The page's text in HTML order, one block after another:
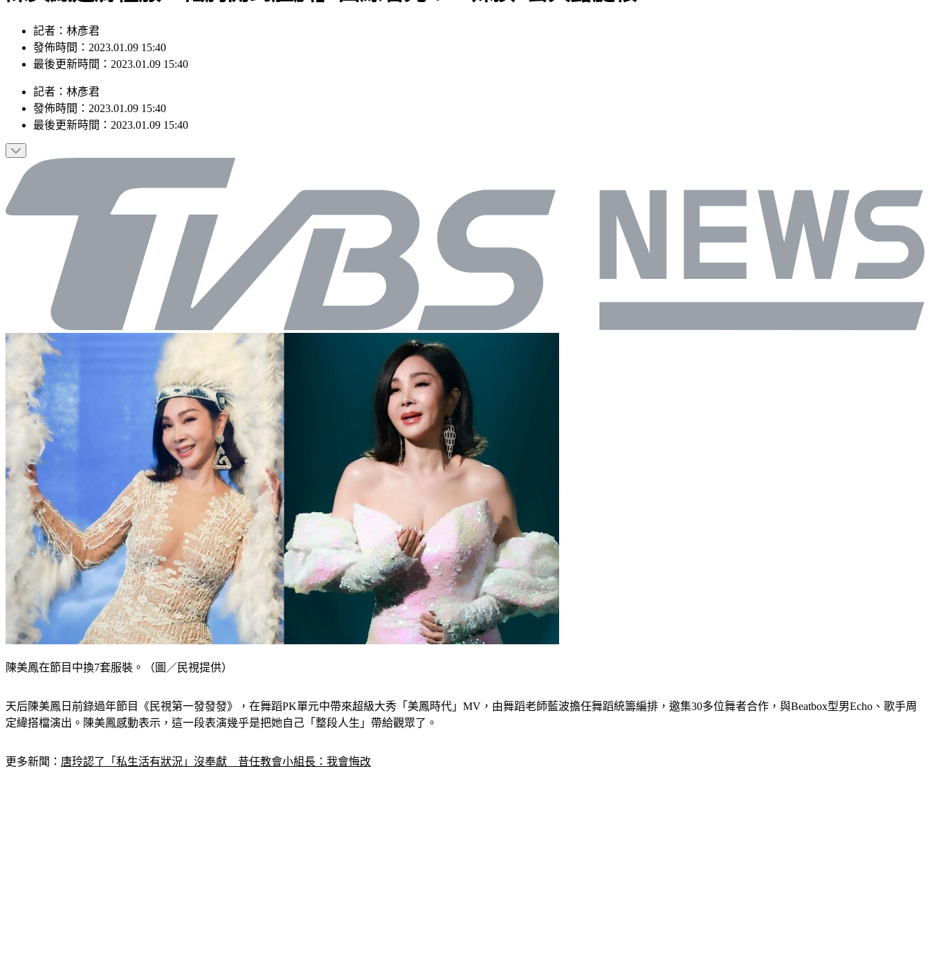
記者：林彥君
發佈時間：2023.01.09 15:40
最後更新時間：2023.01.09 15:40
記者 ： 林彥君
發佈時間： 2023.01.09 15:40
最後更新時間： 2023.01.09 15:40
陳美鳳在節目中換7套服裝。（圖／民視提供）
天后陳美鳳日前錄過年節目《民視第一發發發》，在舞蹈PK單元中帶來超級大秀「美鳳時代」MV，由舞蹈老師藍波擔任舞蹈統籌編排，邀集30多位舞者合作，與Beatbox型男Echo、歌手周
定緯搭檔演出。陳美鳳感動表示，這一段表演幾乎是把她自己「整段人生」帶給觀眾了。
更多新聞： 唐玲認了「私生活有狀況」沒奉獻　昔任教會小組長：我會悔改